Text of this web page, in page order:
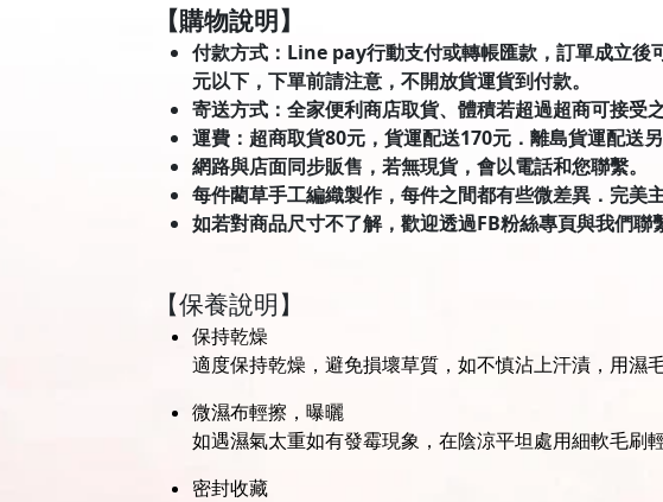
【購物說明】
付款方式：Line pay行動支付或轉帳匯款，訂單成立
元以下，下單前請注意，不開放貨運貨到付款。
寄送方式：全家便利商店取貨、體積若超過超商可接受
運費：超商取貨80元，貨運配送170元．離島貨運配送
網路與店面同步販售，若無現貨，會以電話和您聯繫。
每件藺草手工編織製作，每件之間都有些微差異．完美
如若對商品尺寸不了解，歡迎透過FB粉絲專頁與我們聯
【保養說明】
保持乾燥
適度保持乾燥，避免損壞草質，如不慎沾上汗漬，用濕
微濕布輕擦，曝曬
如遇濕氣太重如有發霉現象，在陰涼平坦處用細軟毛刷
密封收藏